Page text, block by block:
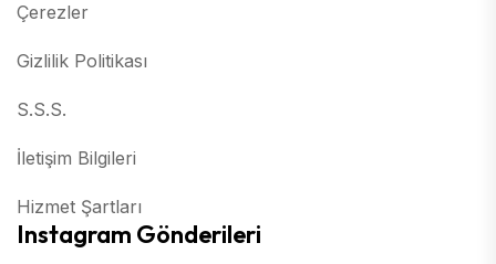
Çerezler
Gizlilik Politikası
S.S.S.
İletişim Bilgileri
Hizmet Şartları
Instagram Gönderileri